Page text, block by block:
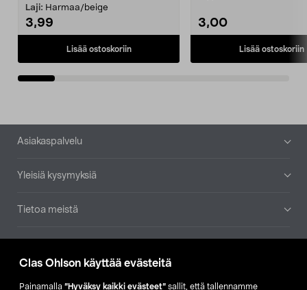
Clas Ohlson käyttää evästeitä
Painamalla ”Hyväksy kaikki evästeet” sallit, että tallennamme
Laji: Harmaa/beige
3,99
Lisää ostoskoriin
3,00
Lisää ostoskoriin
Alatunniste
Asiakaspalvelu
Yleisiä kysymyksiä
Tietoa meistä